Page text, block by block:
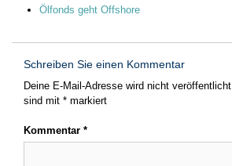
Ölfonds geht Offshore
Schreiben Sie einen Kommentar
Deine E-Mail-Adresse wird nicht veröffentlicht.
sind mit * markiert
Kommentar *